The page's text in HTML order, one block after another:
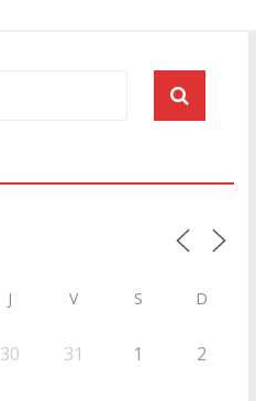
J V S D
30 31 1 2